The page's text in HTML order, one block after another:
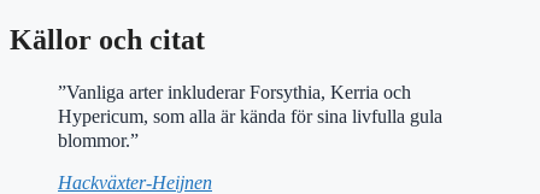
Källor och citat
”Vanliga arter inkluderar Forsythia, Kerria och
Hypericum, som alla är kända för sina livfulla gula
blommor.”
Hackväxter-Heijnen